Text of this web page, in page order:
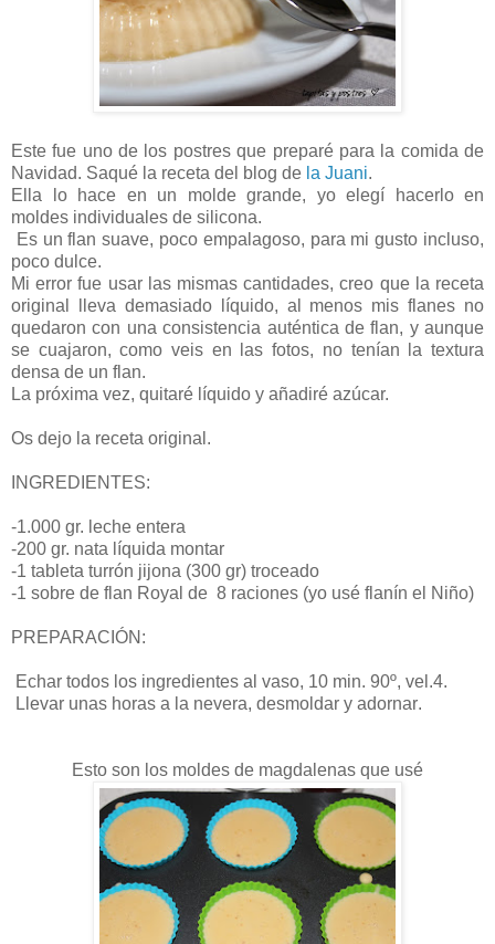
Este fue uno de los postres que preparé para la comida de
Navidad. Saqué la receta del blog de la Juani.
Ella lo hace en un molde grande, yo elegí hacerlo en
moldes individuales de silicona.
Es un flan suave, poco empalagoso, para mi gusto incluso,
poco dulce.
Mi error fue usar las mismas cantidades, creo que la receta
original lleva demasiado líquido, al menos mis flanes no
quedaron con una consistencia auténtica de flan, y aunque
se cuajaron, como veis en las fotos, no tenían la textura
densa de un flan.
La próxima vez, quitaré líquido y añadiré azúcar.
Os dejo la receta original.
INGREDIENTES:
-1.000 gr. leche entera
-200 gr. nata líquida montar
-1 tableta turrón jijona (300 gr) troceado
-1 sobre de flan Royal de 8 raciones (yo usé flanín el Niño)
PREPARACIÓN:
Echar todos los ingredientes al vaso, 10 min. 90º, vel.4.
Llevar unas horas a la nevera, desmoldar y adornar.
Esto son los moldes de magdalenas que usé